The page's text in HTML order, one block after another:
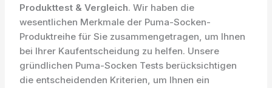
Produkttest & Vergleich. Wir haben die
wesentlichen Merkmale der Puma-Socken-
Produktreihe für Sie zusammengetragen, um Ihnen
bei Ihrer Kaufentscheidung zu helfen. Unsere
gründlichen Puma-Socken Tests berücksichtigen
die entscheidenden Kriterien, um Ihnen ein